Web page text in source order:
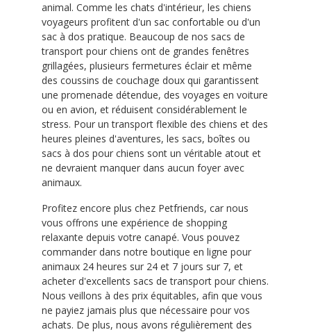
animal. Comme les chats d'intérieur, les chiens
voyageurs profitent d'un sac confortable ou d'un
sac à dos pratique. Beaucoup de nos sacs de
transport pour chiens ont de grandes fenêtres
grillagées, plusieurs fermetures éclair et même
des coussins de couchage doux qui garantissent
une promenade détendue, des voyages en voiture
ou en avion, et réduisent considérablement le
stress. Pour un transport flexible des chiens et des
heures pleines d'aventures, les sacs, boîtes ou
sacs à dos pour chiens sont un véritable atout et
ne devraient manquer dans aucun foyer avec
animaux.
Profitez encore plus chez Petfriends, car nous
vous offrons une expérience de shopping
relaxante depuis votre canapé. Vous pouvez
commander dans notre boutique en ligne pour
animaux 24 heures sur 24 et 7 jours sur 7, et
acheter d'excellents sacs de transport pour chiens.
Nous veillons à des prix équitables, afin que vous
ne payiez jamais plus que nécessaire pour vos
achats. De plus, nous avons régulièrement des